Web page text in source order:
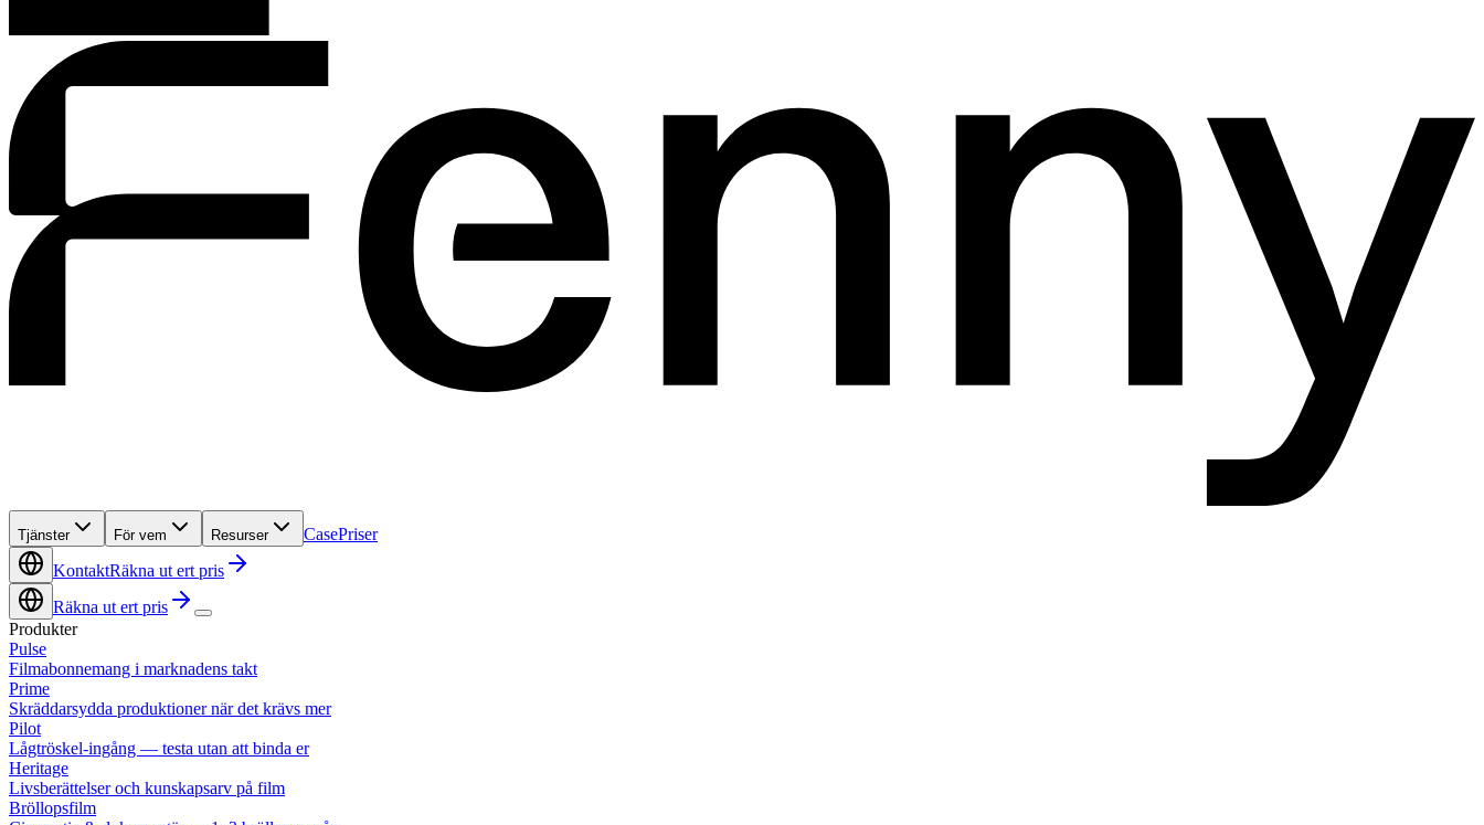
Tjänster För vem Resurser CasePriser
KontaktRäkna ut ert pris
Räkna ut ert pris
Produkter
Pulse
Filmabonnemang i marknadens takt
Prime
Skräddarsydda produktioner när det krävs mer
Pilot
Lågtröskel-ingång — testa utan att binda er
Heritage
Livsberättelser och kunskapsarv på film
Bröllopsfilm